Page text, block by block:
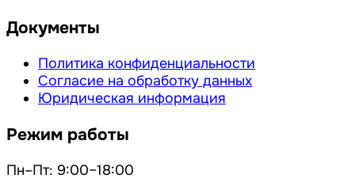
Документы
Политика конфиденциальности
Согласие на обработку данных
Юридическая информация
Режим работы
Пн–Пт: 9:00–18:00